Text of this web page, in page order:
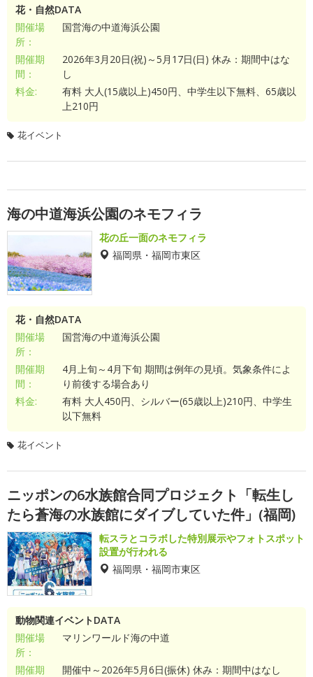
花・自然DATA
開催場
所：
国営海の中道海浜公園
開催期
間：
2026年3月20日(祝)～5月17日(日) 休み：期間中はな
し
料金:
有料 大人(15歳以上)450円、中学生以下無料、65歳以
上210円
花イベント
海の中道海浜公園のネモフィラ
花の丘一面のネモフィラ
福岡県・福岡市東区
花・自然DATA
開催場
所：
国営海の中道海浜公園
開催期
間：
4月上旬～4月下旬 期間は例年の見頃。気象条件によ
り前後する場合あり
料金:
有料 大人450円、シルバー(65歳以上)210円、中学生
以下無料
花イベント
ニッポンの6水族館合同プロジェクト「転生し
たら蒼海の水族館にダイブしていた件」(福岡)
転スラとコラボした特別展示やフォトスポット
設置が行われる
福岡県・福岡市東区
動物関連イベントDATA
開催場
所：
マリンワールド海の中道
開催期
開催中～2026年5月6日(振休) 休み：期間中はなし